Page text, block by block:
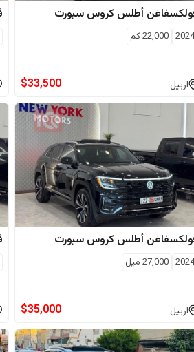
أطلس كروس سبورت
22,000كم
اربيل $33,500
أطلس كروس سبورت
27,000 ميل
اربيل $35,000